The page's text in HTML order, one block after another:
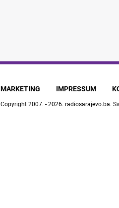
MARKETING IMPRESSUM
Copyright 2007. - 2026. radiosarajevo.ba.